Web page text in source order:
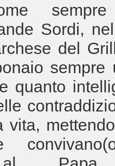
Sordi,
del
sempre
quanto
vita,